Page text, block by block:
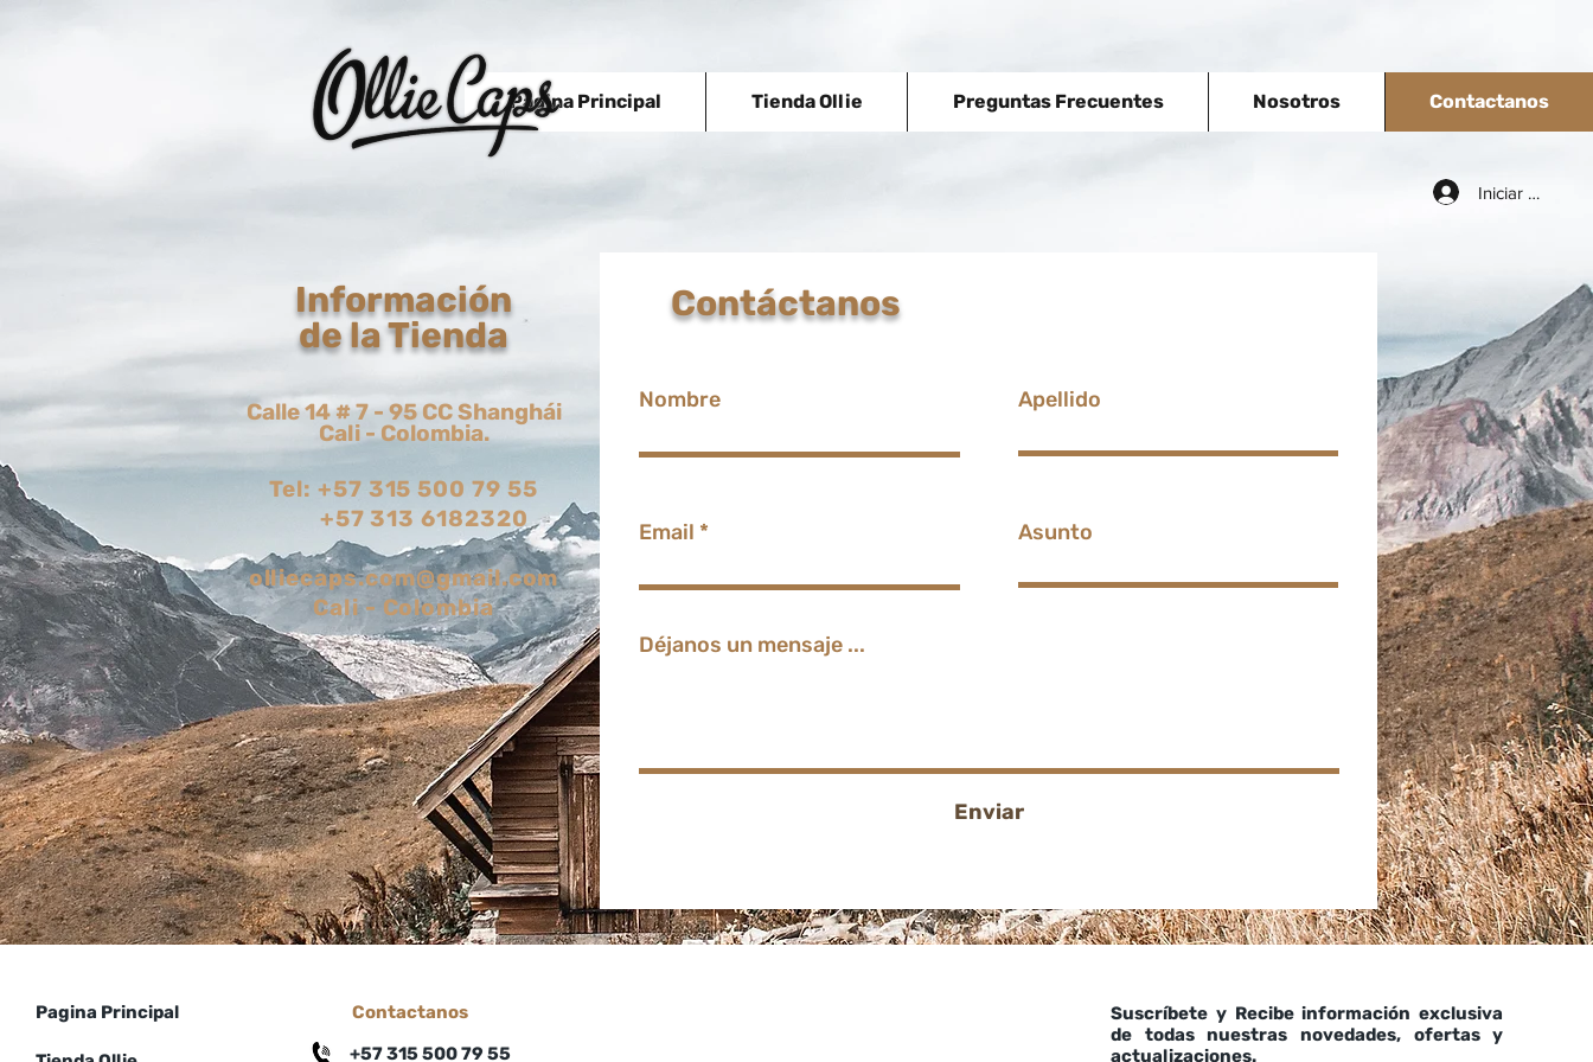
Pagina Principal Tienda Ollie Preguntas Frecuentes Nosotros Contactanos
Iniciar sesión
Información
de la Tienda
Calle 14 # 7 - 95 CC Shanghái
Cali - Colombia.
Tel: +57 315 500 79 55
+57 313 6182320
olliecaps.com@gmail.com
Cali - Colombia
mayor y al detal, sombreros de moda
hombre, gorra olliecaps, gorra olliekids
Contáctanos
Nombre Apellido
Email Asunto
Déjanos un mensaje ...
Enviar
Pagina Principal
+57 315 500 79 55
Contactanos
Suscríbete y Recibe información exclusiva
de todas nuestras novedades, ofertas y
actualizaciones.